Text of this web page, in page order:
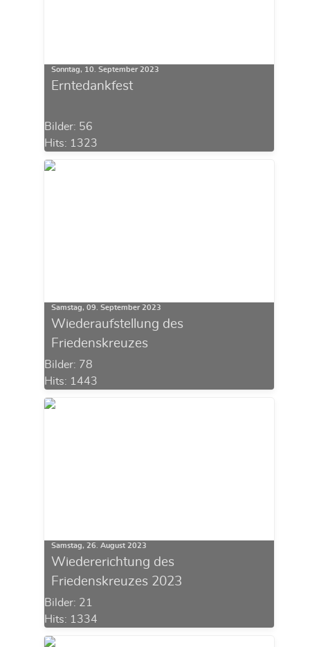
Sonntag, 10. September 2023
Erntedankfest
Bilder: 56
Hits: 1323
Samstag, 09. September 2023
Wiederaufstellung des
Friedenskreuzes
Bilder: 78
Hits: 1443
Samstag, 26. August 2023
Wiedererichtung des
Friedenskreuzes 2023
Bilder: 21
Hits: 1334